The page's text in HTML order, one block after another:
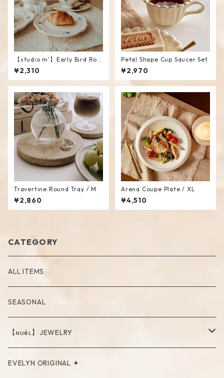
【studio m’】Early Bird Rou
nd Plate / S
¥2,310
Petal Shape Cup Saucer Set
¥2,970
Travertine Round Tray / M
¥2,860
Arena Coupe Plate / XL
¥4,510
CATEGORY
ALL ITEMS
SEASONAL
【ɴᴜéʟ】JEWELRY
PIERCE
EVELYN ORIGINAL ✦